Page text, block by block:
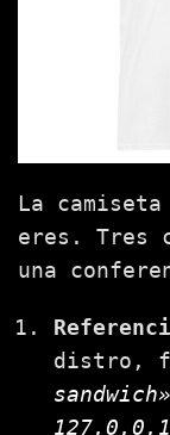
La
eres. Tres
una
distro,
sandwich»